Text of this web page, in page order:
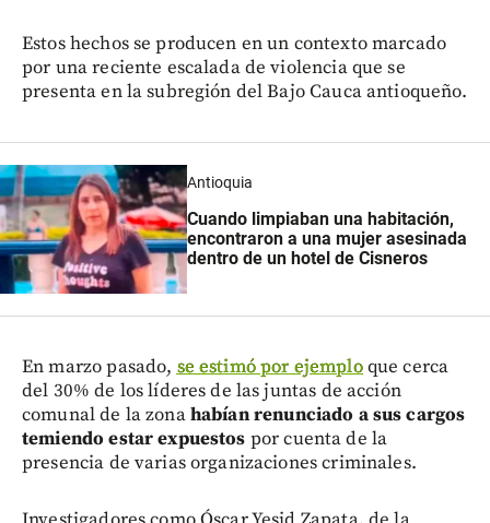
Estos hechos se producen en un contexto marcado
por una reciente escalada de violencia que se
presenta en la subregión del Bajo Cauca antioqueño.
Antioquia
Cuando limpiaban una habitación,
encontraron a una mujer asesinada
dentro de un hotel de Cisneros
En marzo pasado, se estimó por ejemploque cerca
del 30% de los líderes de las juntas de acción
comunal de la zonahabían renunciado a sus cargos
temiendo estar expuestos por cuenta de la
presencia de varias organizaciones criminales.